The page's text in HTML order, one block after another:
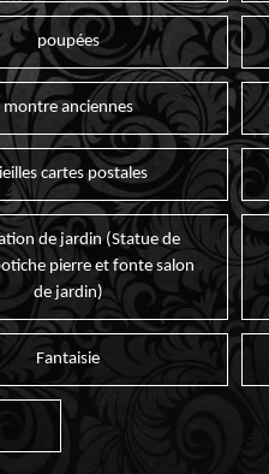
poupées
montre anciennes
cartes postales
de jardin (Statue de
pierre et fonte salon
de jardin)
Fantaisie